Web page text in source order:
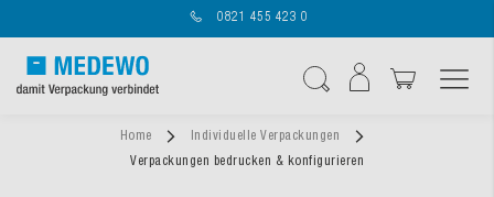
0821 455 423 0
Home
Individuelle Verpackungen
Verpackungen bedrucken & konfigurieren